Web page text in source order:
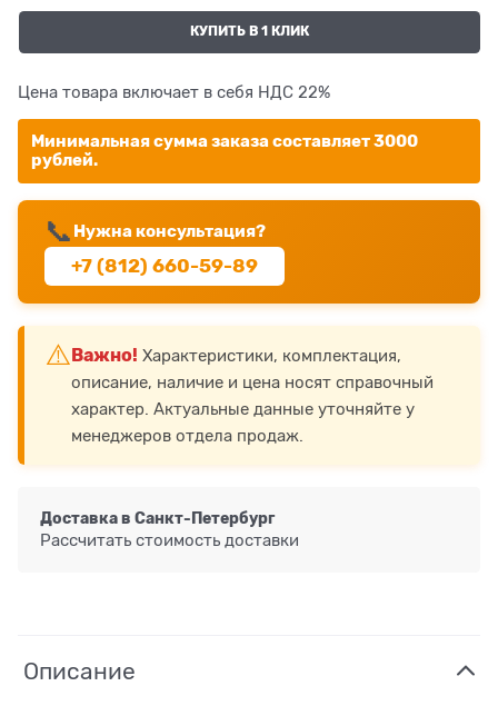
КУПИТЬ В 1 КЛИК
Цена товара включает в себя НДС 22%
Минимальная сумма заказа составляет 3000
рублей.
📞 Нужна консультация?
+7 (812) 660-59-89
⚠️Важно! Характеристики, комплектация,
описание, наличие и цена носят справочный
характер. Актуальные данные уточняйте у
менеджеров отдела продаж.
Доставка в Санкт-Петербург
Рассчитать стоимость доставки
Описание